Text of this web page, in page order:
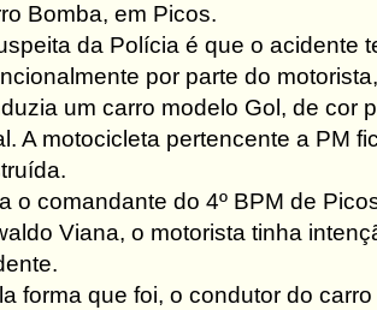
Bomba, em Picos.
da Polícia é que o acidente
por parte do
um carro modelo Gol, de cor
A motocicleta pertencente a PM
o comandante do 4º BPM de
Viana, o motorista tinha
forma que foi, o condutor do